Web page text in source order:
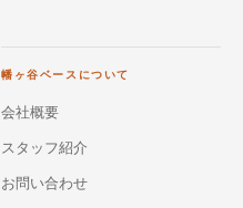
幡ヶ谷ベースについて
会社概要
スタッフ紹介
お問い合わせ